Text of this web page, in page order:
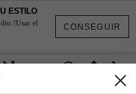
CONSEGUIR
ESTILO
el